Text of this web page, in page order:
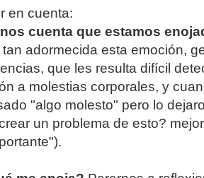
en cuenta:
cuenta que estamos
adormecida esta emoción,
que les resulta difícil
a molestias corporales, y
"algo molesto" pero lo
un problema de esto?